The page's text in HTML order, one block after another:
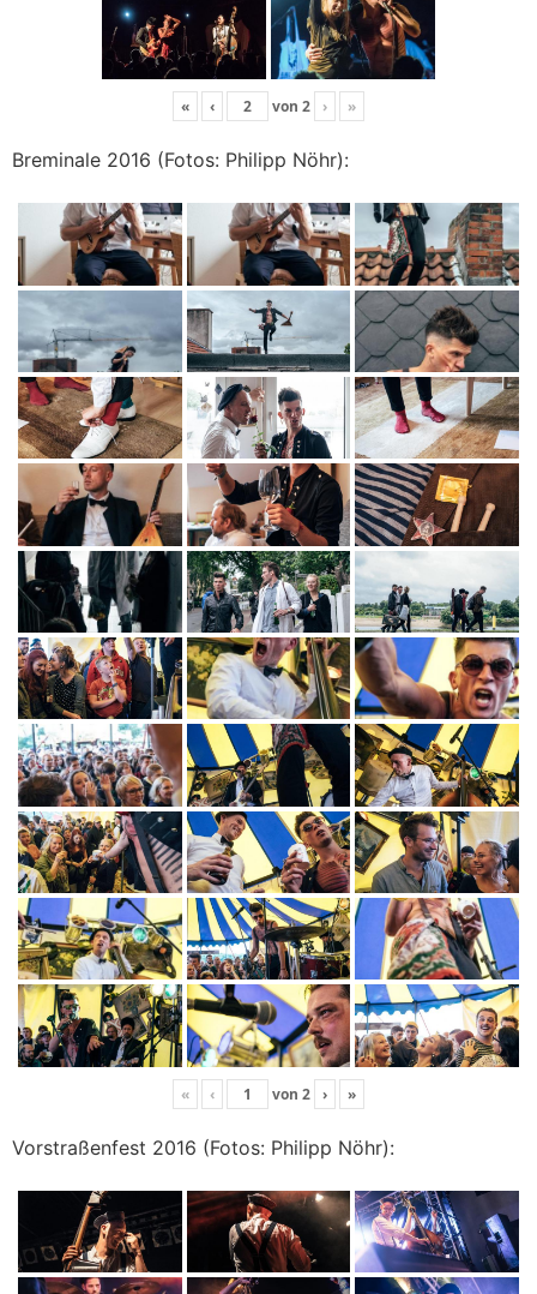
« ‹ von 2 › »
Breminale 2016 (Fotos: Philipp Nöhr):
« ‹ von 2 › »
Vorstraßenfest 2016 (Fotos: Philipp Nöhr):